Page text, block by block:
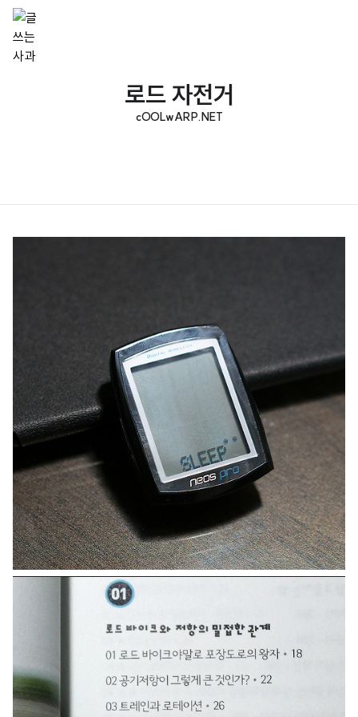
로드 자전거
cOOLwARP.NET